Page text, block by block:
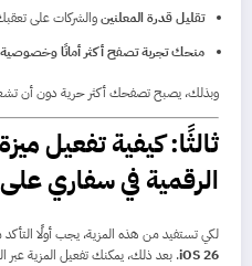
تقليل قدرة المعلنينوالشركات على
منحك تجربة تصفح أكثر أمانًا وخصوصية
وبذلك، يصبح تصفحك أكثر حرية دون أن
ثالثًا: كيفية تفعيل
الرقمية في سفاري على iOS 26
لكي تستفيد من هذه المزية، يجب أولًا
iOS 26. بعد ذلك، يمكنك تفعيل المزية عبر